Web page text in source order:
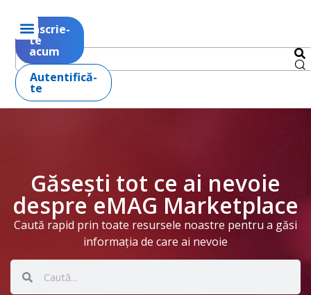
Înscrie-
te
acum
Autentifică-
te
Găsești tot ce ai nevoie
despre eMAG Marketplace
Caută rapid prin toate resursele noastre pentru a găsi
informația de care ai nevoie